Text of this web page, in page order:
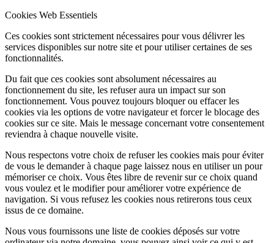
Cookies Web Essentiels
Ces cookies sont strictement nécessaires pour vous délivrer les
services disponibles sur notre site et pour utiliser certaines de ses
fonctionnalités.
Du fait que ces cookies sont absolument nécessaires au
fonctionnement du site, les refuser aura un impact sur son
fonctionnement. Vous pouvez toujours bloquer ou effacer les
cookies via les options de votre navigateur et forcer le blocage des
cookies sur ce site. Mais le message concernant votre consentement
reviendra à chaque nouvelle visite.
Nous respectons votre choix de refuser les cookies mais pour éviter
de vous le demander à chaque page laissez nous en utiliser un pour
mémoriser ce choix. Vous êtes libre de revenir sur ce choix quand
vous voulez et le modifier pour améliorer votre expérience de
navigation. Si vous refusez les cookies nous retirerons tous ceux
issus de ce domaine.
Nous vous fournissons une liste de cookies déposés sur votre